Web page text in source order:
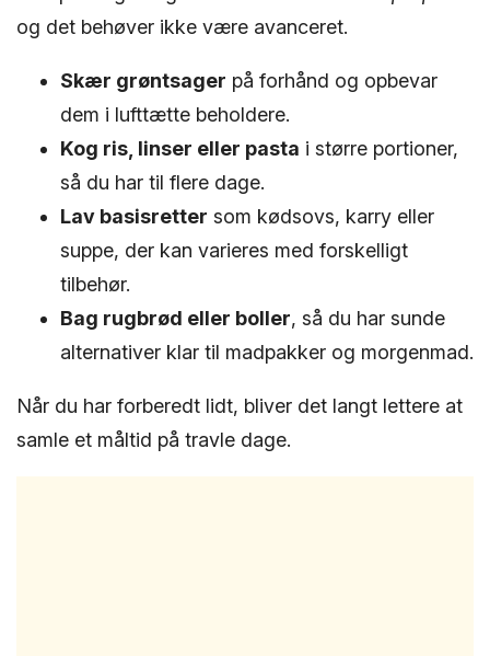
og det behøver ikke være avanceret.
Skær grøntsager på forhånd og opbevar
dem i lufttætte beholdere.
Kog ris, linser eller pasta i større portioner,
så du har til flere dage.
Lav basisretter som kødsovs, karry eller
suppe, der kan varieres med forskelligt
tilbehør.
Bag rugbrød eller boller, så du har sunde
alternativer klar til madpakker og morgenmad.
Når du har forberedt lidt, bliver det langt lettere at
samle et måltid på travle dage.